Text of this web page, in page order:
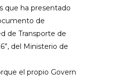
que ha presentado
de
de Transporte de
del Ministerio de
el propio Govern